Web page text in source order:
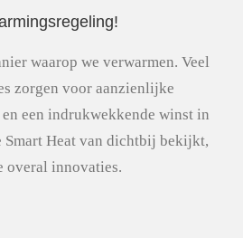
waarop we verwarmen. Veel
zorgen voor aanzienlijke
een indrukwekkende winst in
Heat van dichtbij bekijkt,
overal innovaties.